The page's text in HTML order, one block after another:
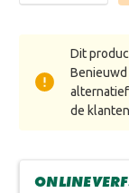
VAN
DEKKEND
ZIJDEGLANS
VAN
VLOER
-
RAL
9001
Dit
de